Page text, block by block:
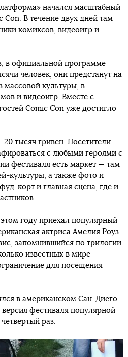
начался масштабный
Con. В течение двух дней там
комиксов, видеоигр и
в официальной программе
человек, они предстанут на
массовой культуры, в
и видеоигр. Вместе с
Comic Con уже достигло
тысяч гривен. Посетители
с любыми героями с
фестиваля есть маркет — там
культуры, а также фото и
корт и главная сцена, где и
году приехал популярный
актриса Амелия Роуз
запомнившийся по трилогии
известных в мире
для посещения
в американском Сан-Диего
версия фестиваля популярной
раз.